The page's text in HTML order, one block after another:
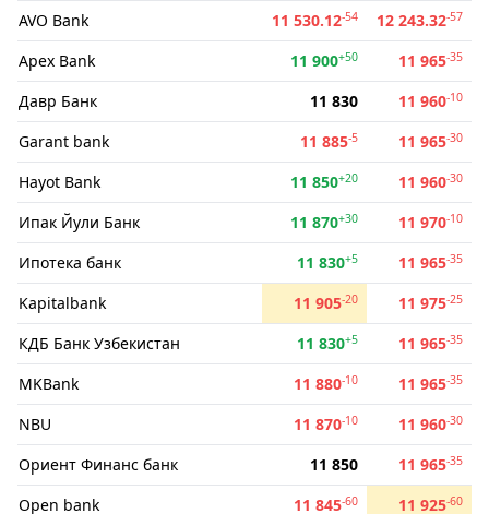
AVO Bank
11 530.12-54 12 243.32-57
Apex Bank 11 900+50 11 965-35
Давр Банк 11 830 11 960-10
Garant bank 11 885-5 11 965-30
Hayot Bank 11 850+20 11 960-30
Ипак Йули Банк 11 870+30 11 970-10
Ипотека банк 11 830+5 11 965-35
Kapitalbank 11 905-20 11 975-25
КДБ Банк Узбекистан 11 830+5 11 965-35
MKBank 11 880-10 11 965-35
NBU 11 870-10 11 960-30
Ориент Финанс банк 11 850 11 965-35
Open bank 11 845-60 11 925-60